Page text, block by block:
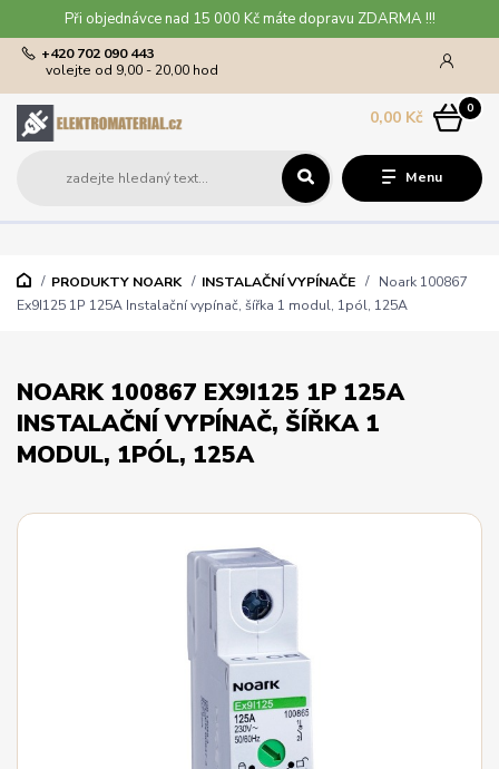
Při objednávce nad 15 000 Kč máte dopravu ZDARMA !!!
Menu
+420 702 090 443
volejte od 9,00 - 20,00 hod
0
0,00 Kč
PRODUKTY NOARK INSTALAČNÍ VYPÍNAČE
Noark 100867
Ex9I125 1P 125A Instalační vypínač, šířka 1 modul, 1pól, 125A
NOARK 100867 EX9I125 1P 125A
INSTALAČNÍ VYPÍNAČ, ŠÍŘKA 1
MODUL, 1PÓL, 125A